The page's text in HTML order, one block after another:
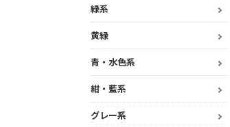
緑系
黄緑
青・水色系
紺・藍系
グレー系